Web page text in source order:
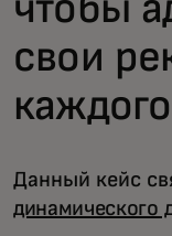
Новости и
чтобы
свои
Данный кейс
динамического